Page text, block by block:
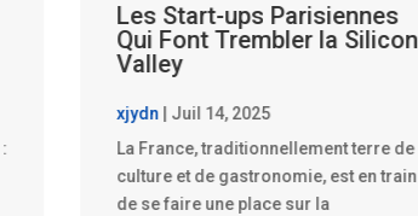
Quand les PME parisiennes
partent à l’assaut de la
Lune : rêve fou ou futur
xjydn
Juil 14, 2025
Exploration de la fascination des PME
pour le secteur spatial Depuis